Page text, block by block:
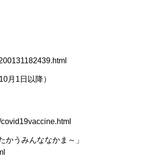
月1日以降）
うみんななかま～」